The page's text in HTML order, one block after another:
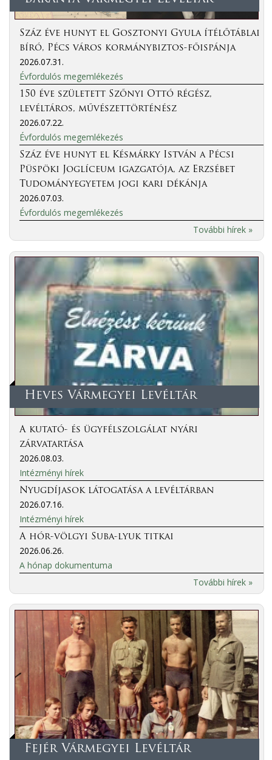
Száz éve hunyt el Gosztonyi Gyula ítélőtáblai
bíró, Pécs város kormánybiztos-főispánja
2026.07.31.
Évfordulós megemlékezés
150 éve született Szőnyi Ottó régész,
levéltáros, művészettörténész
2026.07.22.
Évfordulós megemlékezés
Száz éve hunyt el Késmárky István a Pécsi
Püspöki Joglíceum igazgatója, az Erzsébet
Tudományegyetem jogi kari dékánja
2026.07.03.
Évfordulós megemlékezés
További hírek »
Heves Vármegyei Levéltár
A kutató- és ügyfélszolgálat nyári
zárvatartása
2026.08.03.
Intézményi hírek
Nyugdíjasok látogatása a levéltárban
2026.07.16.
Intézményi hírek
A hór-völgyi Suba-lyuk titkai
2026.06.26.
A hónap dokumentuma
További hírek »
Fejér Vármegyei Levéltár